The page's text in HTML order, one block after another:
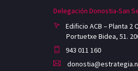
Delegación Donostia-San
Edificio ACB – Planta 2
Portuetxe Bidea, 51.
943 011 160